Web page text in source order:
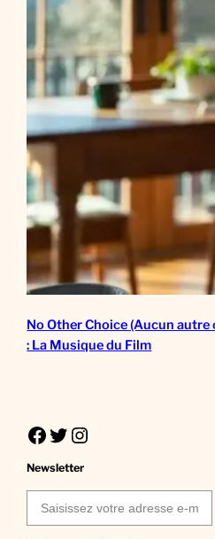
No Other Choice (Aucun
: La Musique du Film
Facebook Twitter Instagram
Newsletter
Saisissez votre adresse e-mail…